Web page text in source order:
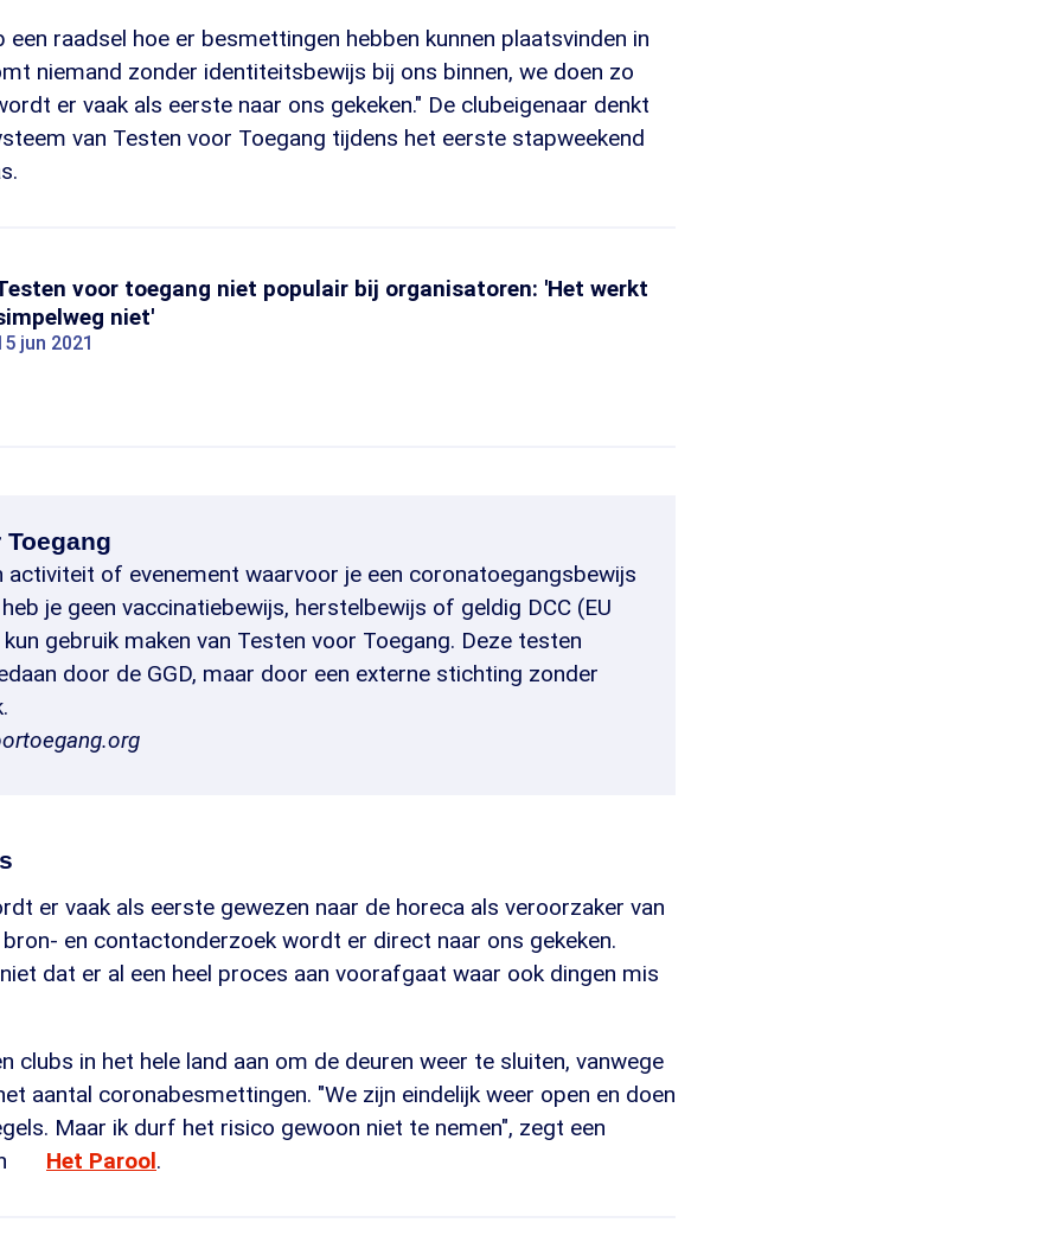
een raadsel hoe er besmettingen hebben kunnen plaatsvinden in
niemand zonder identiteitsbewijs bij ons binnen, we doen zo
er vaak als eerste naar ons gekeken." De clubeigenaar denkt
van Testen voor Toegang tijdens het eerste stapweekend
voor toegang niet populair bij organisatoren: 'Het werkt
niet'
jun 2021
activiteit of evenement waarvoor je een coronatoegangsbewijs
je geen vaccinatiebewijs, herstelbewijs of geldig DCC (EU
gebruik maken van Testen voor Toegang. Deze testen
door de GGD, maar door een externe stichting zonder
er vaak als eerste gewezen naar de horeca als veroorzaker van
en contactonderzoek wordt er direct naar ons gekeken.
dat er al een heel proces aan voorafgaat waar ook dingen mis
clubs in het hele land aan om de deuren weer te sluiten, vanwege
aantal coronabesmettingen. "We zijn eindelijk weer open en doen
Maar ik durf het risico gewoon niet te nemen", zegt een
Het Parool.